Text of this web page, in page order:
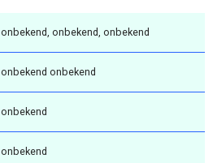
onbekend, onbekend, onbekend
onbekend onbekend
onbekend
onbekend